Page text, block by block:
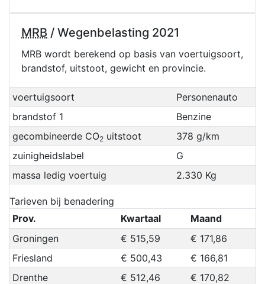
MRB / Wegenbelasting 2021
MRB wordt berekend op basis van voertuigsoort,
brandstof, uitstoot, gewicht en provincie.
voertuigsoort
Personenauto
brandstof 1
Benzine
gecombineerde CO2uitstoot
378 g/km
zuinigheidslabel
G
massa ledig voertuig
2.330 Kg
Tarieven bij benadering
Prov.
Kwartaal
Maand
Groningen
€ 515,59
€ 171,86
Friesland
€ 500,43
€ 166,81
Drenthe
€ 512,46
€ 170,82